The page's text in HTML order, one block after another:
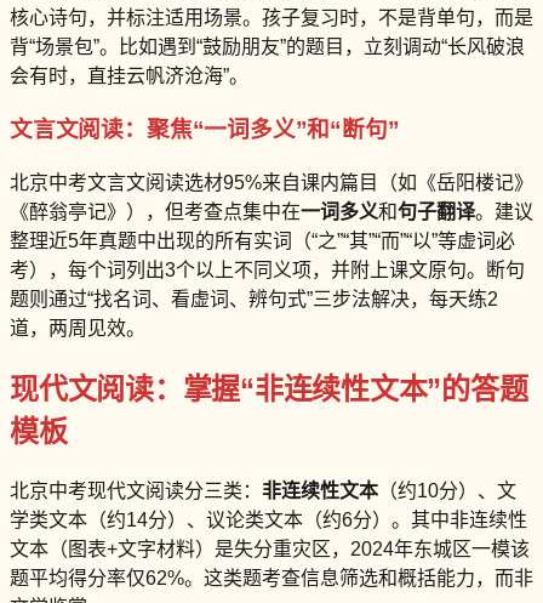
核心诗句，并标注适用场景。孩子复习时，不是背单句，而是
背“场景包”。比如遇到“鼓励朋友”的题目，立刻调动“长风破浪
会有时，直挂云帆济沧海”。
文言文阅读：聚焦“一词多义”和“断句”
北京中考文言文阅读选材95%来自课内篇目（如《岳阳楼记》
《醉翁亭记》），但考查点集中在一词多义和句子翻译。建议
整理近5年真题中出现的所有实词（“之”“其”“而”“以”等虚词必
考），每个词列出3个以上不同义项，并附上课文原句。断句
题则通过“找名词、看虚词、辨句式”三步法解决，每天练2
道，两周见效。
现代文阅读：掌握“非连续性文本”的答题
模板
北京中考现代文阅读分三类： 非连续性文本（约10分）、文
学类文本（约14分）、议论类文本（约6分）。其中非连续性
文本（图表+文字材料）是失分重灾区，2024年东城区一模该
题平均得分率仅62%。这类题考查信息筛选和概括能力，而非